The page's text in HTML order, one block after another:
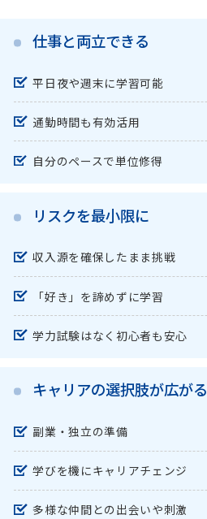
仕事と両立できる
平日夜や週末に学習可能
通勤時間も有効活用
自分のペースで単位修得
リスクを最小限に
収入源を確保したまま挑戦
「好き」を諦めずに学習
学力試験はなく初心者も安心
キャリアの選択肢が広がる
副業・独立の準備
学びを機にキャリアチェンジ
多様な仲間との出会いや刺激